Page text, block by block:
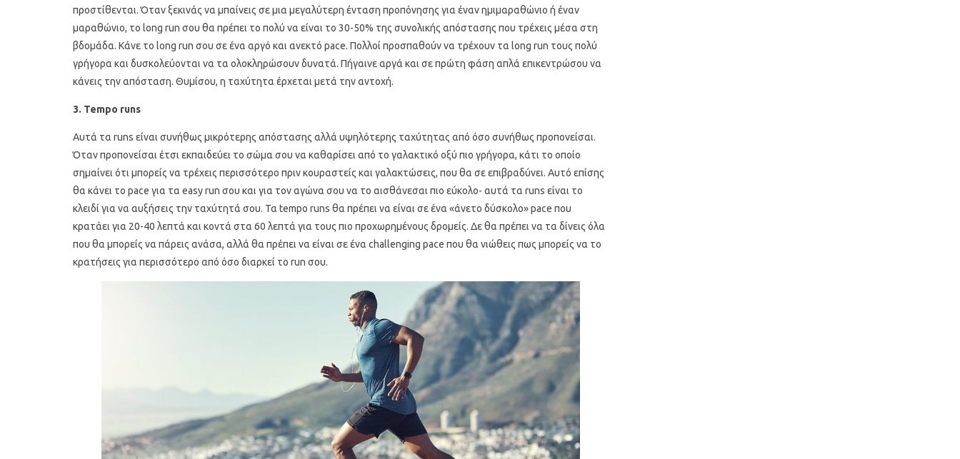
προστίθενται. Όταν ξεκινάς να μπαίνεις σε μια μεγαλύτερη ένταση προπόνησης για έναν ημιμαραθώνιο ή έναν
μαραθώνιο, το long run σου θα πρέπει το πολύ να είναι το 30-50% της συνολικής απόστασης που τρέχεις μέσα στη
βδομάδα. Κάνε το long run σου σε ένα αργό και ανεκτό pace. Πολλοί προσπαθούν να τρέχουν τα long run τους πολύ
γρήγορα και δυσκολεύονται να τα ολοκληρώσουν δυνατά. Πήγαινε αργά και σε πρώτη φάση απλά επικεντρώσου να
κάνεις την απόσταση. Θυμίσου, η ταχύτητα έρχεται μετά την αντοχή.
3. Tempo runs
Αυτά τα runs είναι συνήθως μικρότερης απόστασης αλλά υψηλότερης ταχύτητας από όσο συνήθως προπονείσαι.
Όταν προπονείσαι έτσι εκπαιδεύει το σώμα σου να καθαρίσει από το γαλακτικό οξύ πιο γρήγορα, κάτι το οποίο
σημαίνει ότι μπορείς να τρέχεις περισσότερο πριν κουραστείς και γαλακτώσεις, που θα σε επιβραδύνει. Αυτό επίσης
θα κάνει το pace για τα easy run σου και για τον αγώνα σου να το αισθάνεσαι πιο εύκολο- αυτά τα runs είναι το
κλειδί για να αυξήσεις την ταχύτητά σου. Τα tempo runs θα πρέπει να είναι σε ένα «άνετο δύσκολο» pace που
κρατάει για 20-40 λεπτά και κοντά στα 60 λεπτά για τους πιο προχωρημένους δρομείς. Δε θα πρέπει να τα δίνεις όλα
που θα μπορείς να πάρεις ανάσα, αλλά θα πρέπει να είναι σε ένα challenging pace που θα νιώθεις πως μπορείς να το
κρατήσεις για περισσότερο από όσο διαρκεί το run σου.